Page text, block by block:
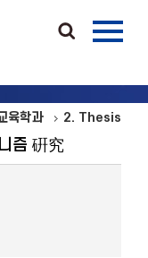
육학과 2. Thesis
즘 硏究